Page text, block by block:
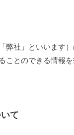
弊社」といいます
ことのできる情報
て